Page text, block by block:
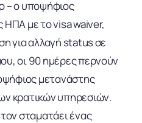
– ο υποψήφιος
ΗΠΑ με το visa waiver,
για αλλαγή status σε
οι 90 ημέρες περνούν
μετανάστης
κρατικών υπηρεσιών.
σταματάει ένας